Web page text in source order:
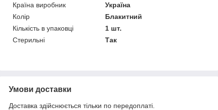
Країна виробник
Україна
Колір
Блакитний
Кількість в упаковці
1 шт.
Стерильні
Так
Умови доставки
Доставка здійснюється тільки по передоплаті.